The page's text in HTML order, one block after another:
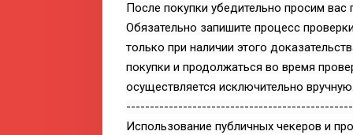
После покупки убедительно просим вас
Обязательно запишите процесс
только при наличии этого
покупки и продолжаться во время
осуществляется исключительно
Использование публичных чекеров и